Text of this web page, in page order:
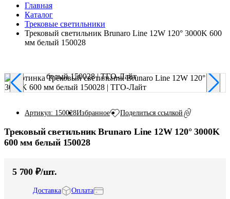
Главная
Каталог
Трековые светильники
Трековый светильник Brunaro Line 12W 120° 3000K 600
мм белый 150028
Артикул: 150028Избранное Поделиться ссылкой
Трековый светильник Brunaro Line 12W 120° 3000K
600 мм белый 150028
5 700 ₽/шт.
Доставка Оплата